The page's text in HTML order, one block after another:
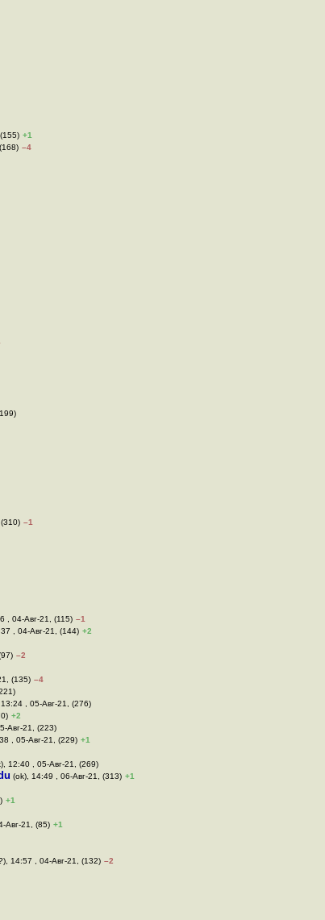
+1
–4
–1
, 04-Авг-21, (115) –1
, 04-Авг-21, (144) +2
–2
(135) –4
, 05-Авг-21, (276)
+2
Авг-21, (223)
, 05-Авг-21, (229) +1
12:40 , 05-Авг-21, (269)
(ok), 14:49 , 06-Авг-21, (313) +1
+1
Авг-21, (85) +1
14:57 , 04-Авг-21, (132) –2